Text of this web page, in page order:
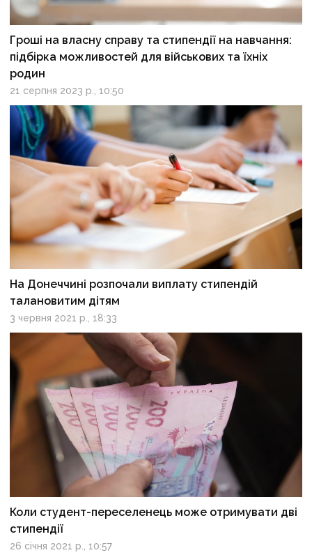
Гроші на власну справу та стипендії на навчання:
підбірка можливостей для військових та їхніх
родин
21 серпня 2023 р., 10:50
На Донеччині розпочали виплату стипендій
талановитим дітям
3 червня 2021 р., 18:33
Коли студент-переселенець може отримувати дві
стипендії
26 січня 2021 р., 10:57